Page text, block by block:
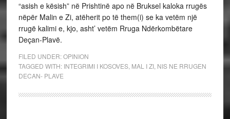
“asish e kësish” në Prishtinë apo në Bruksel kaloka rrugës
nëpër Malin e Zi, atëherit po të them(i) se ka vetëm një
rrugë kalimi e, kjo, asht’ vetëm Rruga Ndërkombëtare
Deçan-Plavë.
FILED UNDER:OPINION
TAGGED WITH: INTEGRIMI I KOSOVES, MAL I ZI, NIS NE RRUGEN
DECAN- PLAVE